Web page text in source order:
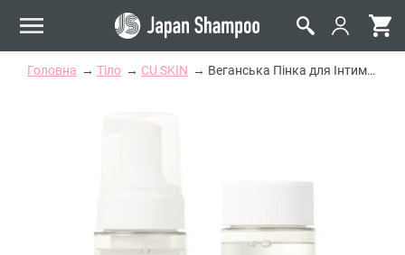
Головна Тіло CU SKIN Веганська Пінка для Інтимної Гігієни із Запасним Блоком CU SKIN Daisy Lady Wash